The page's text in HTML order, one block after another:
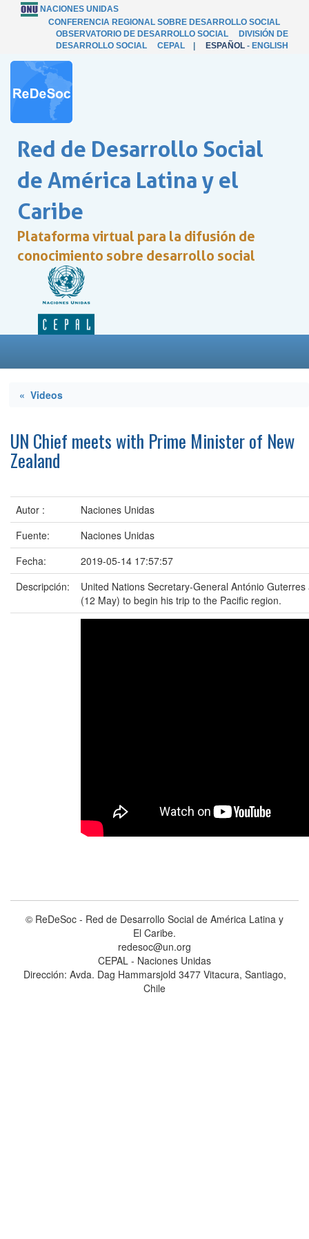
NACIONES UNIDAS
CONFERENCIA REGIONAL SOBRE DESARROLLO SOCIAL
OBSERVATORIO DE DESARROLLO SOCIAL
DIVISIÓN DE
DESARROLLO SOCIAL
CEPAL ESPAÑOL - ENGLISH
Red de Desarrollo Social
de América Latina y el
Caribe
Plataforma virtual para la difusión de
conocimiento sobre desarrollo social
« Videos
UN Chief meets with Prime Minister of New
Zealand
Autor :
Naciones Unidas
Fuente:
Naciones Unidas
Fecha:
2019-05-14 17:57:57
Descripción:
United Nations Secretary-General António
(12 May) to begin his trip to the Pacific region.
© ReDeSoc - Red de Desarrollo Social de América Latina y
El Caribe.
redesoc@un.org
CEPAL - Naciones Unidas
Dirección: Avda. Dag Hammarsjold 3477 Vitacura, Santiago,
Chile